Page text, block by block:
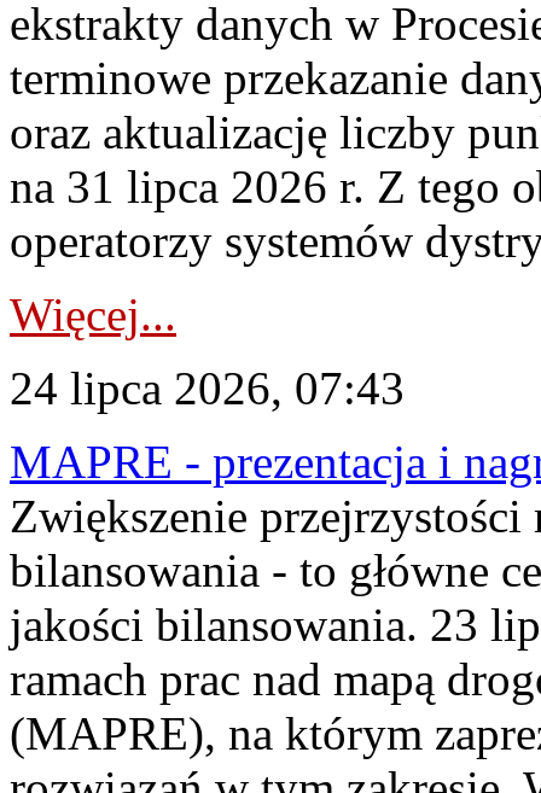
ekstrakty danych w
terminowe przekazanie
oraz aktualizację liczby
na 31 lipca 2026 r. Z tego
operatorzy systemów
Więcej...
24 lipca 2026, 07:43
MAPRE - prezentacja i
Zwiększenie
bilansowania - to główne
jakości bilansowania. 23
ramach prac nad mapą
(MAPRE), na którym